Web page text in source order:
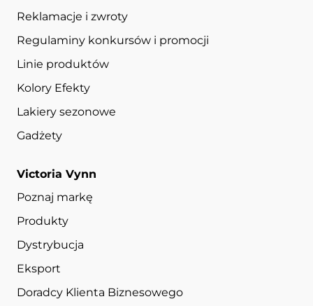
Reklamacje i zwroty
Regulaminy konkursów i promocji
Linie produktów
Kolory Efekty
Lakiery sezonowe
Gadżety
Victoria Vynn
Poznaj markę
Produkty
Dystrybucja
Eksport
Doradcy Klienta Biznesowego